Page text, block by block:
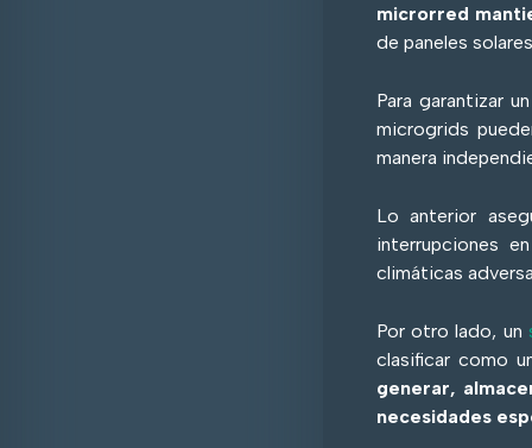
microrred
de paneles
Para garantizar
microgrids
manera
Lo anterior
interrupciones
climáticas
Por otro lado, un
clasificar como
generar,
necesidades